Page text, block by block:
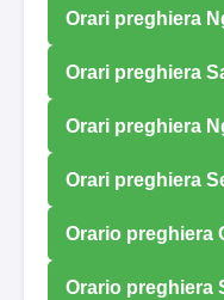
Orari preghiera
Orari preghiera
Orari preghiera
Orari preghiera
Orario preghiera
Orario preghiera